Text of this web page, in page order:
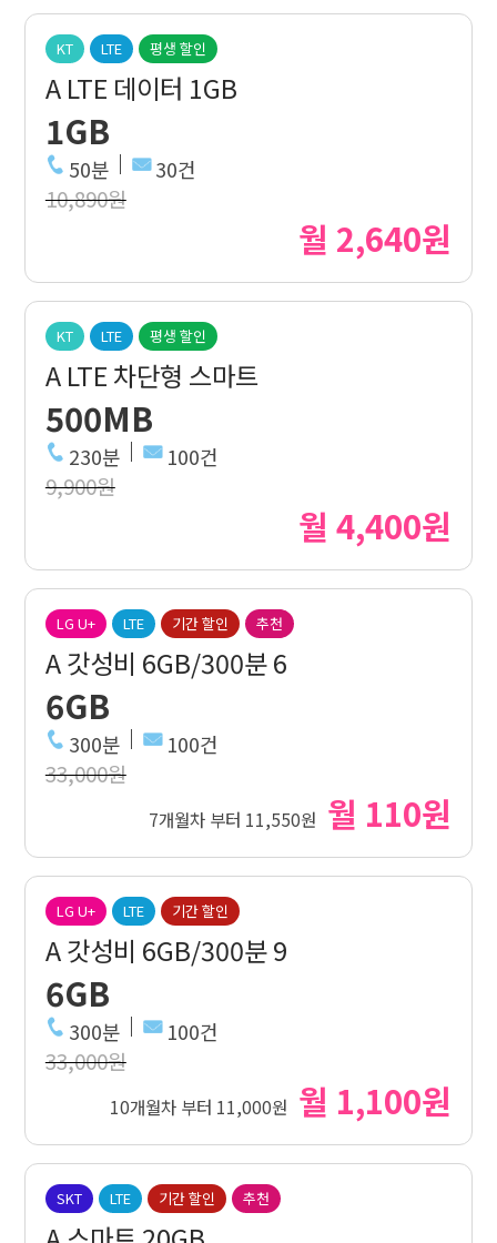
KT LTE 평생 할인
A LTE 데이터 1GB
1GB
50분 30건
10,890원
월 2,640원
KT LTE 평생 할인
A LTE 차단형 스마트
500MB
230분 100건
9,900원
월 4,400원
LG U+ LTE 기간 할인 추천
A 갓성비 6GB/300분 6
6GB
300분 100건
33,000원
7개월차 부터 11,550원 월 110원
LG U+ LTE 기간 할인
A 갓성비 6GB/300분 9
6GB
300분 100건
33,000원
10개월차 부터 11,000원 월 1,100원
SKT LTE 기간 할인 추천